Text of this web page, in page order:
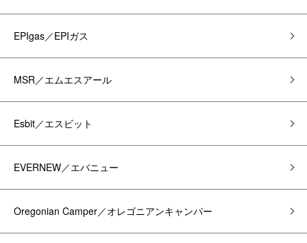
EPIgas／EPIガス
MSR／エムエスアール
Esbit／エスビット
EVERNEW／エバニュー
Oregonian Camper／オレゴニアンキャンパー